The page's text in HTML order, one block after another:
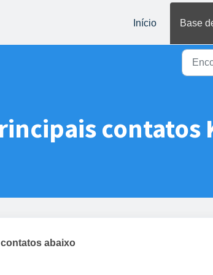
Início Base
contatos
abaixo